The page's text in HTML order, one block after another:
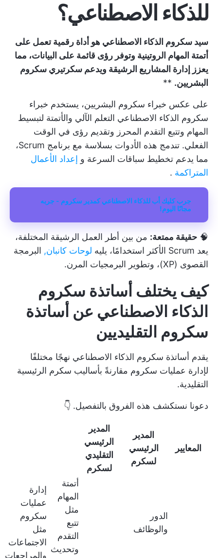
للذكاء الاصطناعي؟
سيد سكروم الذكاء الاصطناعي هو أداة رقمية تعمل على
أتمتة المهام الروتينية وتوفر رؤى قائمة على البيانات، مما
يعزز إدارة المشاريع الرشيقة ويدعم سكرتيري سكروم
البشريين. **
على عكس خبراء سكروم البشريين، يستخدم خبراء
سكروم الذكاء الاصطناعي التعلم الآلي والأتمتة لتبسيط
المهام وتتبع التقدم المحرز وتقديم رؤى في الوقت
الفعلي. تندمج هذه الأدوات بسلاسة مع برنامج Scrum،
مما يدعم تخطيط سباقات السرعة و إعداد الأعمال
المتراكمة .
جرب كليك أب للذكاء الاصطناعي كمدير سكروم - جربه
مجانًا اليوم!
🧠 حقيقة ممتعة: من بين أطر العمل الرشيقة المختلفة،
يعد Scrum الأكثر استخدامًا، يليه
لوحات كانبان, البرمجة
القصوى (XP)، وتطوير البرمجيات المرن.
كيف يختلف أساتذة سكروم
الذكاء الاصطناعي عن أساتذة
سكروم التقليديين
يقدم أساتذة سكروم الذكاء الاصطناعي نهجًا مختلفًا
لإدارة عمليات سكروم مقارنةً بأساليب سكرم الرئيسية
التقليدية.
دعونا نستكشف هذه الفروق بالتفصيل. 👇
المعايير
المدير
الرئيسي
لسكرم
المدير
الرئيسي
التقليدي
لسكرم
الدور
والوظائف
أتمتة
المهام
مثل
تتبع
التقدم
وتحديث
إدارة
عمليات
سكروم
مثل
الاجتماعات
والمراجعات